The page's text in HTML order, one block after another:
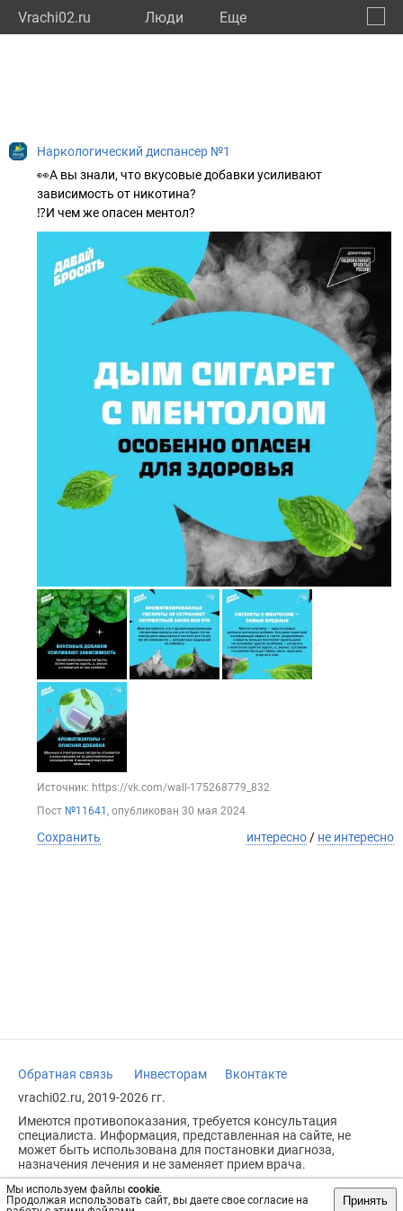
Vrachi02.ru Люди Eще
Мы используем файлы cookie.
Продолжая использовать сайт, вы даете свое согласие на
Принять
Наркологический диспансер №1
👀А вы знали, что вкусовые добавки усиливают
зависимость от никотина?
⁉️И чем же опасен ментол?
Источник: https://vk.com/wall-175268779_832
Пост №11641 , опубликован 30 мая 2024
Сохранить интересно / не интересно
Обратная связь Инвесторам
Вконтакте
vrachi02.ru, 2019-2026 гг.
Имеются противопоказания, требуется консультация
специалиста. Информация, представленная на сайте, не
может быть использована для постановки диагноза,
назначения лечения и не заменяет прием врача.
Возрастное ограничение: 18+